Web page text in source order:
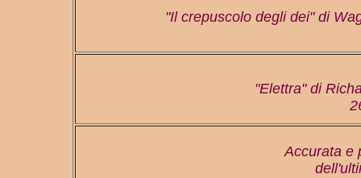
"Il crepuscolo degli dei" di
"Elettra" di
Accurata e